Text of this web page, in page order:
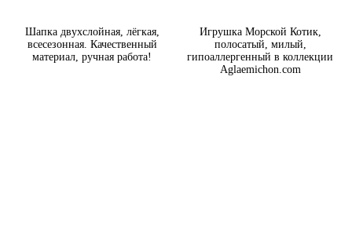
Шапка двухслойная, лёгкая,
всесезонная. Качественный
материал, ручная работа!
Игрушка Морской Котик,
полосатый, милый,
гипоаллергенный в коллекции
Aglaemichon.com